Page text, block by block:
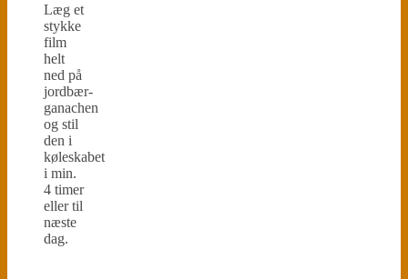
Læg et
stykke
film
helt
ned på
jordbær-
ganachen
og stil
den i
køleskabet
i min.
4 timer
eller til
næste
dag.